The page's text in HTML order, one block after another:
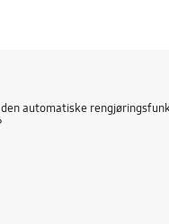
automatiske